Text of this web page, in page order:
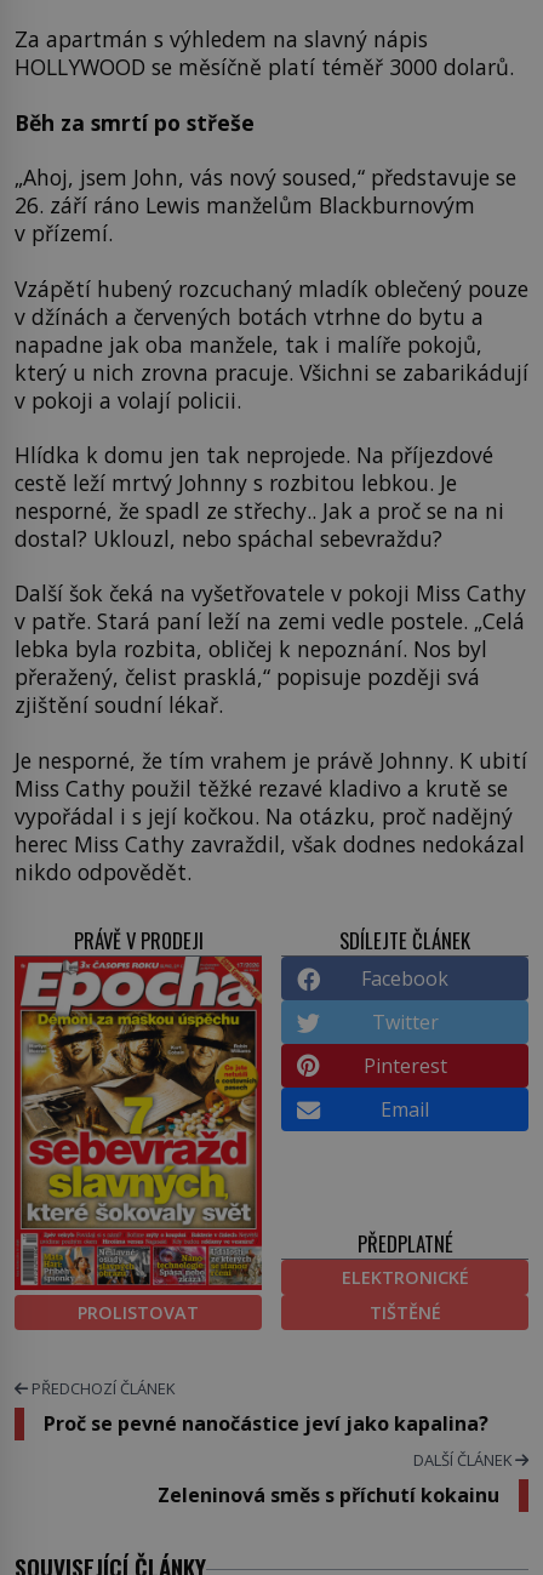
Za apartmán s výhledem na slavný nápis
HOLLYWOOD se měsíčně platí téměř 3000 dolarů.
Běh za smrtí po střeše
„Ahoj, jsem John, vás nový soused,“ představuje se
26. září ráno Lewis manželům Blackburnovým
v přízemí.
Vzápětí hubený rozcuchaný mladík oblečený pouze
v džínách a červených botách vtrhne do bytu a
napadne jak oba manžele, tak i malíře pokojů,
který u nich zrovna pracuje. Všichni se zabarikádují
v pokoji a volají policii.
Hlídka k domu jen tak neprojede. Na příjezdové
cestě leží mrtvý Johnny s rozbitou lebkou. Je
nesporné, že spadl ze střechy.. Jak a proč se na ni
dostal? Uklouzl, nebo spáchal sebevraždu?
Další šok čeká na vyšetřovatele v pokoji Miss Cathy
v patře. Stará paní leží na zemi vedle postele. „Celá
lebka byla rozbita, obličej k nepoznání. Nos byl
přeražený, čelist prasklá,“ popisuje později svá
zjištění soudní lékař.
Je nesporné, že tím vrahem je právě Johnny. K ubití
Miss Cathy použil těžké rezavé kladivo a krutě se
vypořádal i s její kočkou. Na otázku, proč nadějný
herec Miss Cathy zavraždil, však dodnes nedokázal
nikdo odpovědět.
PRÁVĚ V PRODEJI
PROLISTOVAT
SDÍLEJTE ČLÁNEK
Facebook
Twitter
Pinterest
Email
PŘEDPLATNÉ
ELEKTRONICKÉ
TIŠTĚNÉ
PŘEDCHOZÍ ČLÁNEK
Proč se pevné nanočástice jeví jako kapalina?
DALŠÍ ČLÁNEK
Zeleninová směs s příchutí kokainu
SOUVISEJÍCÍ ČLÁNKY